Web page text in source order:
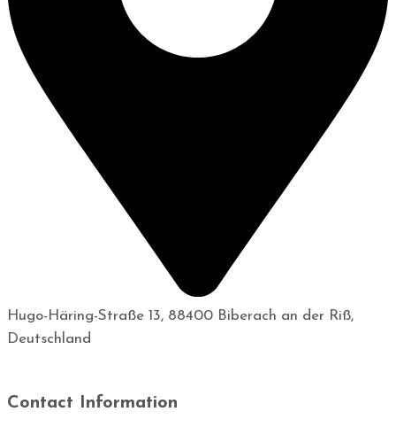
Hugo-Häring-Straße 13, 88400 Biberach an der Riß,
Deutschland
Contact Information